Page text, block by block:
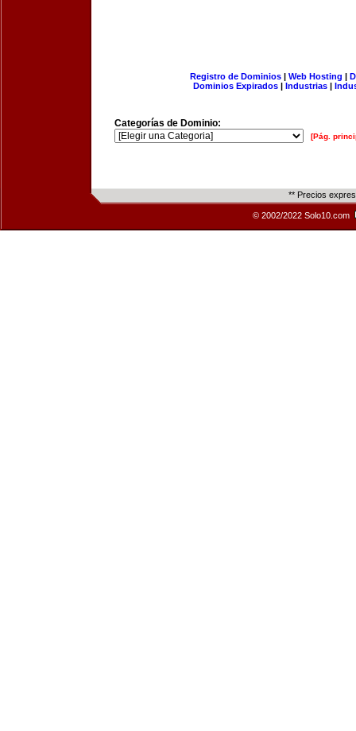
Registro de Dominios| Web Hosting |
Dominios Expirados | Industrias |
Categorías de Dominio:
[Pág.
** Precios
© 2002/2022 Solo10.com